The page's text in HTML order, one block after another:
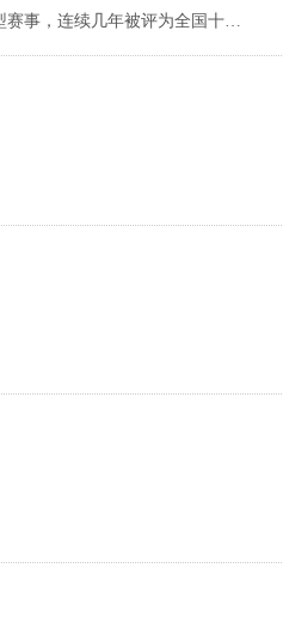
权益简述：狮子湖位于清远市横河路，每年承办大型赛事，连续几年被评为全国十佳球场